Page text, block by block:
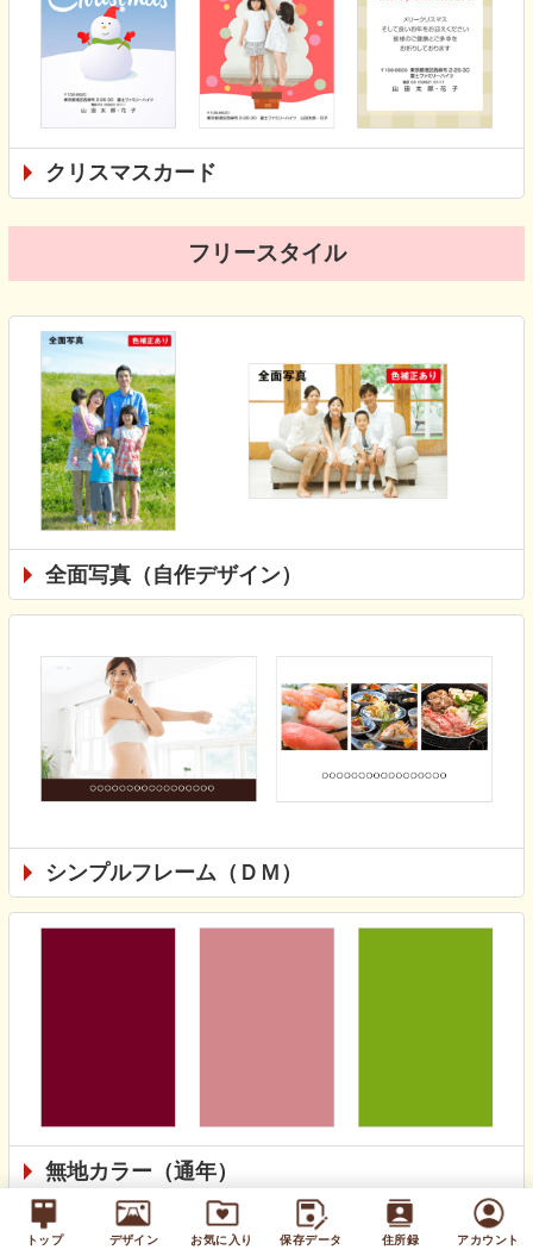
トップ デザイン お気に入り 保存データ 住所録 アカウント
クリスマスカード
フリースタイル
全面写真（自作デザイン）
シンプルフレーム（ＤＭ）
無地カラー（通年）